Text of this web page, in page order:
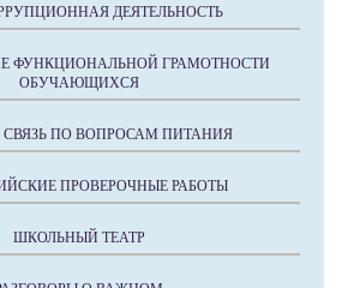
ДЕЯТЕЛЬНОСТЬ
ФУНКЦИОНАЛЬНОЙ ГРАМОТНОСТИ
ОБУЧАЮЩИХСЯ
СВЯЗЬ ПО ВОПРОСАМ ПИТАНИЯ
ПРОВЕРОЧНЫЕ РАБОТЫ
ШКОЛЬНЫЙ ТЕАТР